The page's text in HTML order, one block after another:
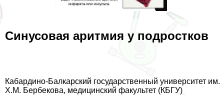
Синусовая аритмия у подростков
Кабардино-Балкарский государственный университет им.
Х.М. Бербекова, медицинский факультет (КБГУ)